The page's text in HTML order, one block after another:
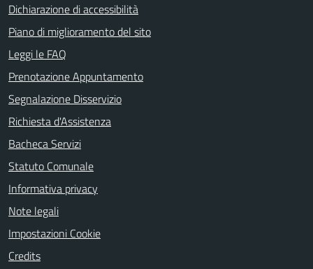
Dichiarazione di accessibilità
Piano di miglioramento del sito
Leggi le FAQ
Prenotazione Appuntamento
Segnalazione Disservizio
Richiesta d'Assistenza
Bacheca Servizi
Statuto Comunale
Informativa privacy
Note legali
Impostazioni Cookie
Credits